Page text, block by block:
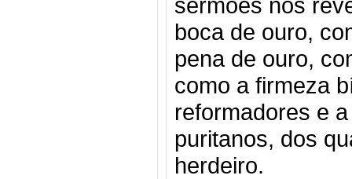
boca de ouro,
pena de ouro,
como a firmeza
reformadores e
puritanos, dos
herdeiro.